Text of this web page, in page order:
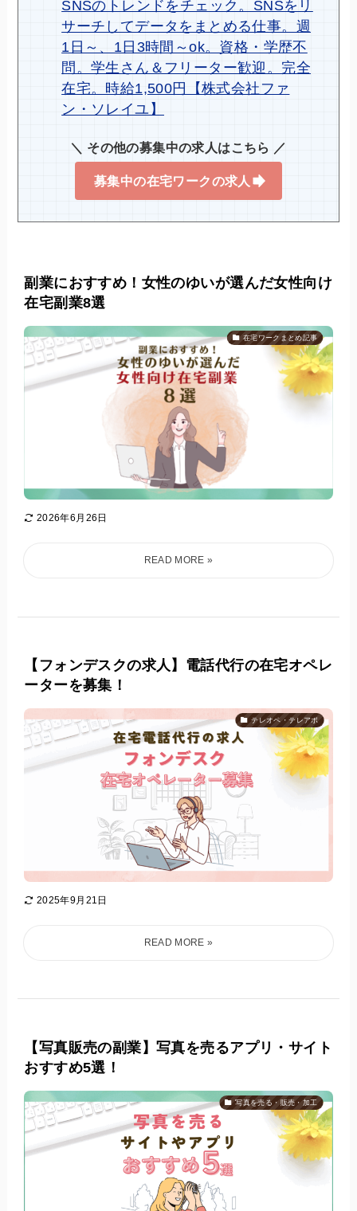
SNSのトレンドをチェック。SNSをリ
サーチしてデータをまとめる仕事。週
1日～、1日3時間～ok。資格・学歴不
問。学生さん＆フリーター歓迎。完全
在宅。時給1,500円【株式会社ファ
ン・ソレイユ】
＼ その他の募集中の求人はこちら ／
募集中の在宅ワークの求人
副業におすすめ！女性のゆいが選んだ女性向け
在宅副業8選
在宅ワークまとめ記事
2026年6月26日
【フォンデスクの求人】電話代行の在宅オペレ
ーターを募集！
テレオペ・テレアポ
2025年9月21日
【写真販売の副業】写真を売るアプリ・サイト
おすすめ5選！
写真を売る・販売・加工